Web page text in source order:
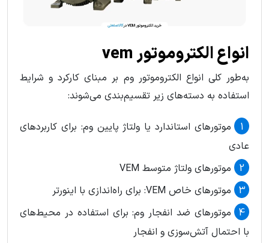
انواع الکتروموتور vem
به‌طور کلی انواع الکتروموتور وم بر مبنای کارکرد و شرایط
استفاده به دسته‌های زیر تقسیم‌بندی می‌شوند:
موتورهای استاندارد یا ولتاژ پایین وم: برای کاربردهای
عادی
موتورهای ولتاژ متوسط VEM
موتورهای خاص VEM: برای راه‌اندازی با اینورتر
موتورهای ضد انفجار وم: برای استفاده در محیط‌های
با احتمال آتش‌سوزی و انفجار